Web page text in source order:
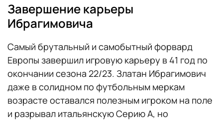
Завершение карьеры
Ибрагимовича
Самый брутальный и самобытный форвард
Европы завершил игровую карьеру в 41 год по
окончании сезона 22/23. Златан Ибрагимович
даже в солидном по футбольным меркам
возрасте оставался полезным игроком на поле
и разрывал итальянскую Серию А, но